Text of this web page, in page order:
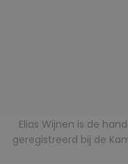
Elias Wijnen is de
geregistreerd bij de